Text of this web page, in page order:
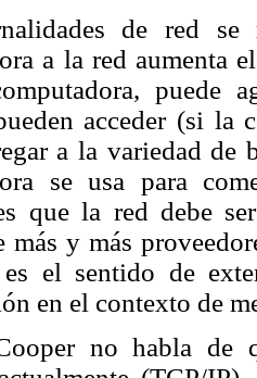
de red
a la red aumenta
puede
acceder (si la
a la variedad de
se usa para
que la red debe
más y más
el sentido de
en el contexto de
no habla de